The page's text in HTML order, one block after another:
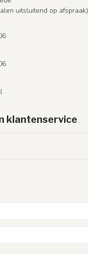
uitsluitend op afspraak)
klantenservice